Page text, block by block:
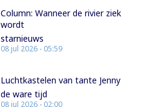
Column: Wanneer de rivier ziek
wordt
starnieuws
08 jul 2026 - 05:59
Luchtkastelen van tante Jenny
de ware tijd
08 jul 2026 - 02:00